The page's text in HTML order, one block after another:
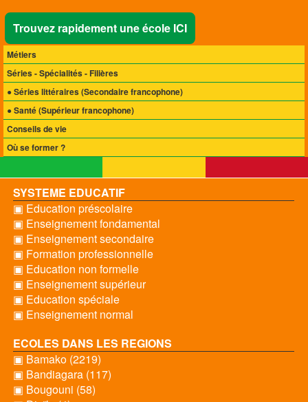
Trouvez rapidement une école ICI
Métiers
Séries - Spécialités - Filières
● Séries littéraires(Secondaire francophone)
● Santé(Supérieur francophone)
Conseils de vie
Où se former ?
SYSTEME EDUCATIF
▣ Education préscolaire
▣ Enseignement fondamental
▣ Enseignement secondaire
▣ Formation professionnelle
▣ Education non formelle
▣ Enseignement supérieur
▣ Education spéciale
▣ Enseignement normal
ECOLES DANS LES REGIONS
▣ Bamako (2219)
▣ Bandiagara (117)
▣ Bougouni (58)